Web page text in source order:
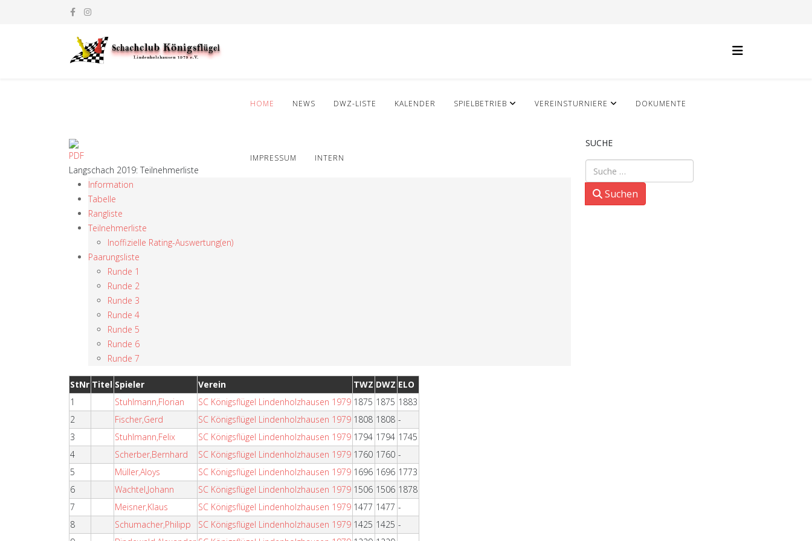
HOME NEWS DWZ-LISTE KALENDER SPIELBETRIEB VEREINSTURNIERE DOKUMENTE
IMPRESSUM INTERN
Langschach 2019: Teilnehmerliste
Information
Tabelle
Rangliste
Teilnehmerliste
Inoffizielle Rating-Auswertung(en)
Paarungsliste
Runde 1
Runde 2
Runde 3
Runde 4
Runde 5
Runde 6
Runde 7
StNr Titel Spieler Verein TWZ DWZ ELO
1
Stuhlmann,Florian SC Königsflügel Lindenholzhausen 1979 1875 1875 1883
2
Fischer,Gerd SC Königsflügel Lindenholzhausen 1979 1808 1808 -
3
Stuhlmann,Felix SC Königsflügel Lindenholzhausen 1979 1794 1794 1745
4
Scherber,Bernhard SC Königsflügel Lindenholzhausen 1979 1760 1760 -
5
Müller,Aloys SC Königsflügel Lindenholzhausen 1979 1696 1696 1773
6
Wachtel,Johann SC Königsflügel Lindenholzhausen 1979 1506 1506 1878
7
Meisner,Klaus SC Königsflügel Lindenholzhausen 1979 1477 1477 -
8
Schumacher,Philipp SC Königsflügel Lindenholzhausen 1979 1425 1425 -
SUCHE
Suchen
Suchen